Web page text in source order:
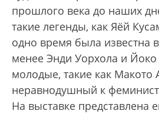
прошлого века до наших
такие легенды, как Яёй
одно время была известна
менее Энди Уорхола и
молодые, такие как Макото
неравнодушный к
На выставке представлена